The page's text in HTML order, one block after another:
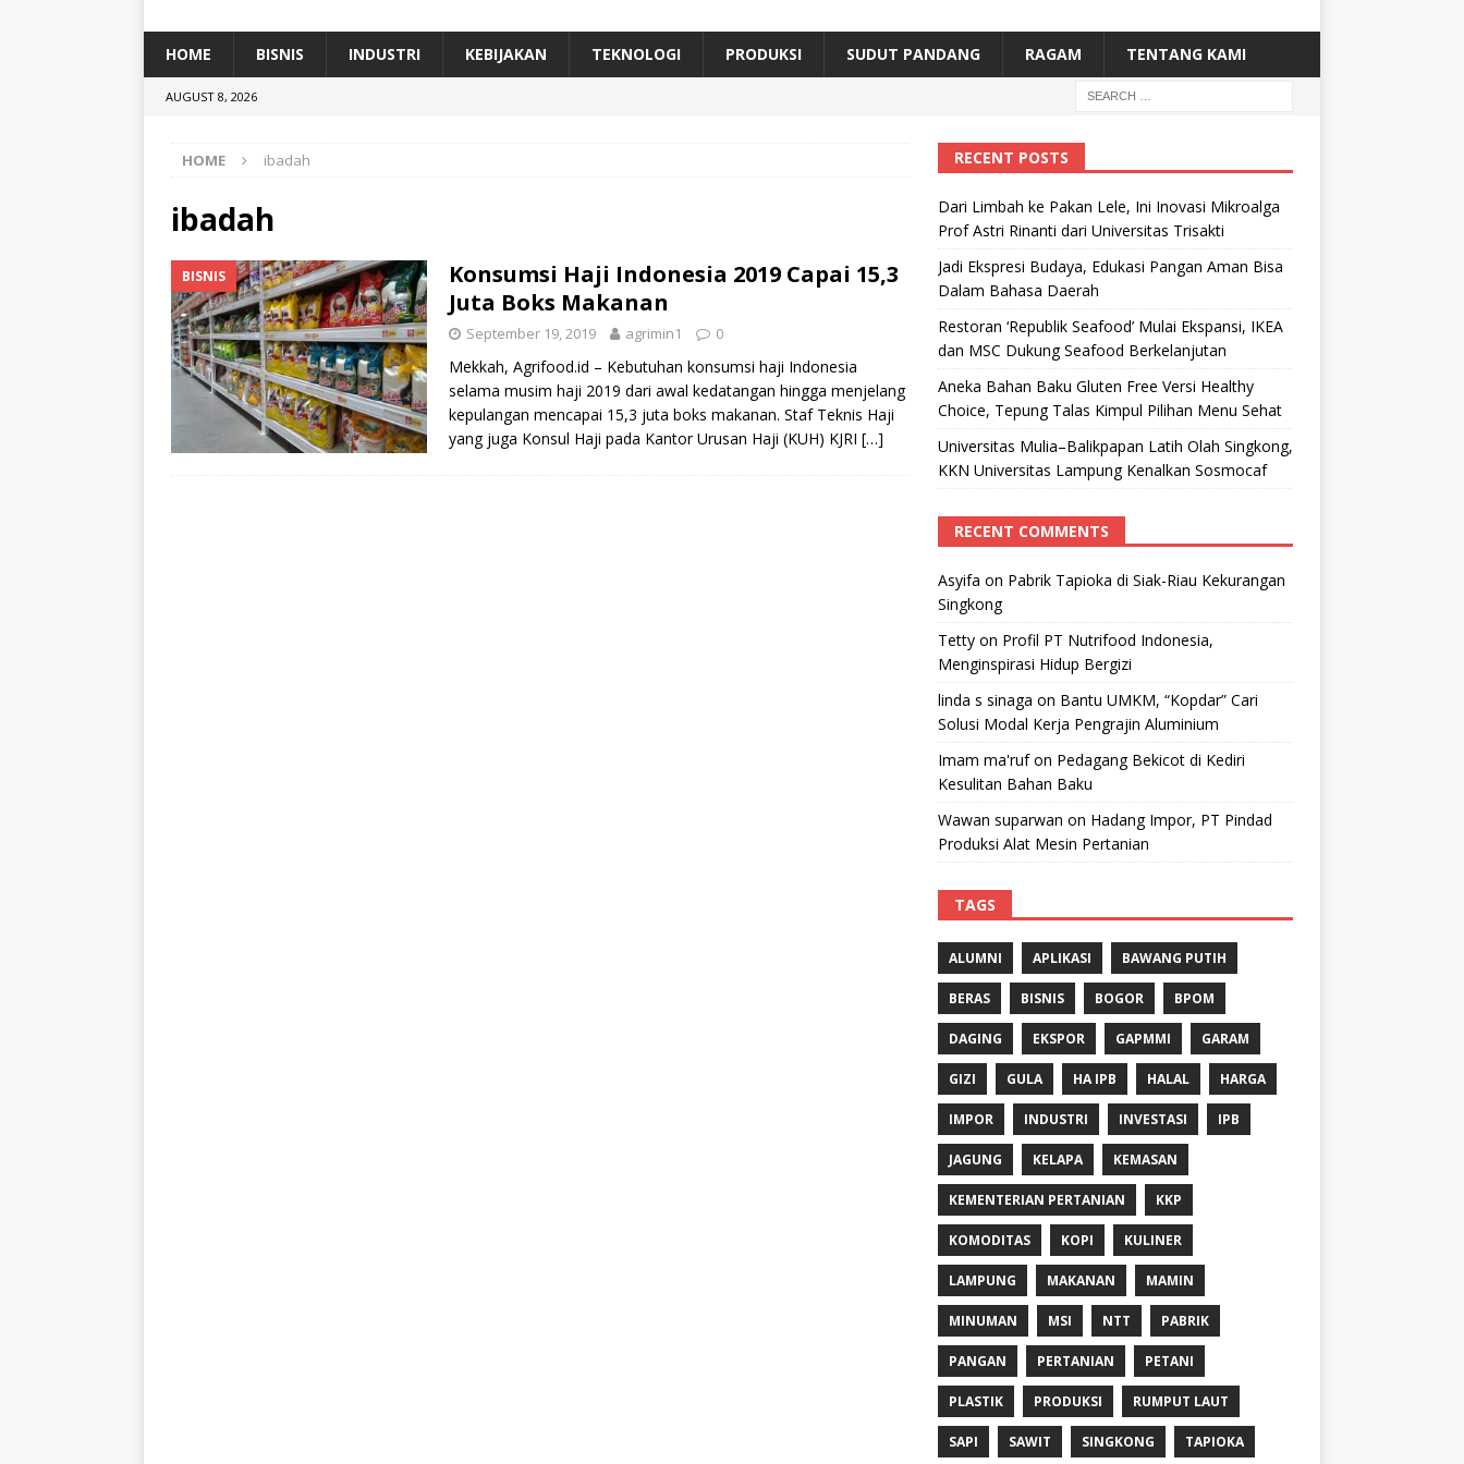
[ July 11, 2026 ] Dari Limbah ke Pakan Lele, Ini Inovasi Mikroalga Prof Astri Rinanti dari Universitas Trisakti
HOME BISNIS INDUSTRI KEBIJAKAN TEKNOLOGI PRODUKSI SUDUT PANDANG RAGAM TENTANG KAMI
AUGUST 8, 2026
HOME ibadah
ibadah
BISNIS
Konsumsi Haji Indonesia 2019 Capai 15,3
Juta Boks Makanan
September 19, 2019 agrimin1 0
Mekkah, Agrifood.id – Kebutuhan konsumsi haji Indonesia
selama musim haji 2019 dari awal kedatangan hingga menjelang
kepulangan mencapai 15,3 juta boks makanan. Staf Teknis Haji
yang juga Konsul Haji pada Kantor Urusan Haji (KUH) KJRI […]
RECENT POSTS
Dari Limbah ke Pakan Lele, Ini Inovasi Mikroalga
Prof Astri Rinanti dari Universitas Trisakti
Jadi Ekspresi Budaya, Edukasi Pangan Aman Bisa
Dalam Bahasa Daerah
Restoran ‘Republik Seafood’ Mulai Ekspansi, IKEA
dan MSC Dukung Seafood Berkelanjutan
Aneka Bahan Baku Gluten Free Versi Healthy
Choice, Tepung Talas Kimpul Pilihan Menu Sehat
Universitas Mulia–Balikpapan Latih Olah Singkong,
KKN Universitas Lampung Kenalkan Sosmocaf
RECENT COMMENTS
Asyifa on Pabrik Tapioka di Siak-Riau Kekurangan
Singkong
Tettyon Profil PT Nutrifood Indonesia,
Menginspirasi Hidup Bergizi
linda s sinaga on Bantu UMKM, “Kopdar” Cari
Solusi Modal Kerja Pengrajin Aluminium
Imam ma'rufon Pedagang Bekicot di Kediri
Kesulitan Bahan Baku
Wawan suparwan on Hadang Impor, PT Pindad
Produksi Alat Mesin Pertanian
TAGS
ALUMNI APLIKASI BAWANG PUTIH
BERAS BISNIS BOGOR BPOM
DAGING EKSPOR GAPMMI GARAM
GIZI GULA HA IPB HALAL HARGA
IMPOR INDUSTRI INVESTASI IPB
JAGUNG KELAPA KEMASAN
KEMENTERIAN PERTANIAN KKP
KOMODITAS KOPI KULINER
LAMPUNG MAKANAN MAMIN
MINUMAN MSI NTT PABRIK
PANGAN PERTANIAN PETANI
PLASTIK PRODUKSI RUMPUT LAUT
SAPI SAWIT SINGKONG TAPIOKA